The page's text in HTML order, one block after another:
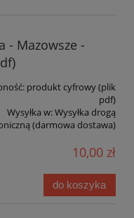
- Mazowsze -
produkt cyfrowy (plik
pdf)
Wysyłka w:Wysyłka drogą
(darmowa dostawa)
10,00 zł
do koszyka